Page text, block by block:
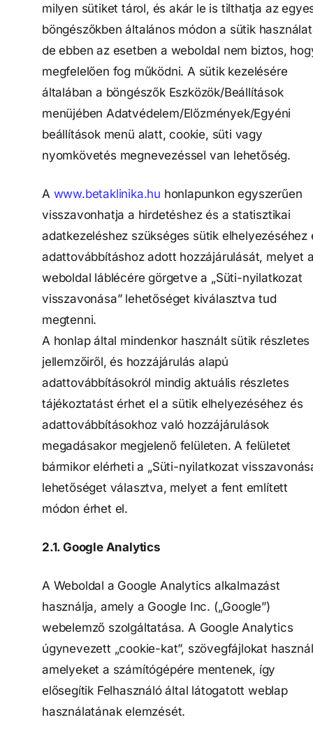
milyen sütiket tárol, és akár le is tilthatja az
böngészőkben általános módon a sütik
de ebben az esetben a weboldal nem biztos,
megfelelően fog működni. A sütik kezelésére
általában a böngészők Eszközök/Beállítások
menüjében Adatvédelem/Előzmények/Egyéni
beállítások menü alatt, cookie, süti vagy
nyomkövetés megnevezéssel van lehetőség.
A www.betaklinika.hu honlapunkon egyszerűen
visszavonhatja a hirdetéshez és a statisztikai
adatkezeléshez szükséges sütik elhelyezéséhez
adattovábbításhoz adott hozzájárulását, melyet
weboldal láblécére görgetve a „Süti-nyilatkozat
visszavonása” lehetőséget kiválasztva tud
megtenni.
A honlap által mindenkor használt sütik részletes
jellemzőiről, és hozzájárulás alapú
adattovábbításokról mindig aktuális részletes
tájékoztatást érhet el a sütik elhelyezéséhez és
adattovábbításokhoz való hozzájárulások
megadásakor megjelenő felületen. A felületet
bármikor elérheti a „Süti-nyilatkozat
lehetőséget választva, melyet a fent említett
módon érhet el.
2.1. Google Analytics
A Weboldal a Google Analytics alkalmazást
használja, amely a Google Inc. („Google”)
webelemző szolgáltatása. A Google Analytics
úgynevezett „cookie-kat”, szövegfájlokat
amelyeket a számítógépére mentenek, így
elősegítik Felhasználó által látogatott weblap
használatának elemzését.